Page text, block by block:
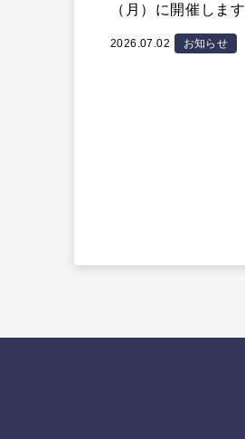
（月）に開催します
2026.07.02 お知らせ
り